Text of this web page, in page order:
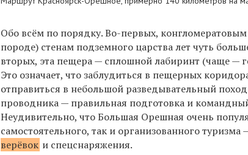
Обо всём по порядку. Во-первых,
породе) стенам подземного царства лет чуть
вторых, эта пещера — сплошной лабиринт (чаще —
Это означает, что заблудиться в пещерных
отправиться в небольшой разведывательный
проводника — правильная подготовка и
Неудивительно, чтоБольшая Орешная очень
самостоятельного, так и организованного туризма
верёвок и спецснаряжения.